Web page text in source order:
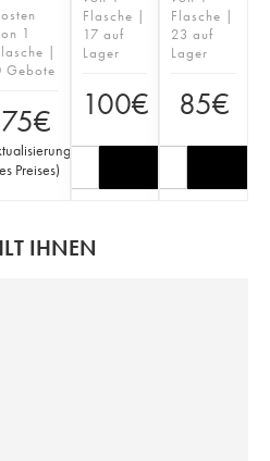
1
|
Gebote
75€
Preises)
Flasche |
17 auf
Lager
100€
Flasche |
23 auf
Lager
85€
IHNEN